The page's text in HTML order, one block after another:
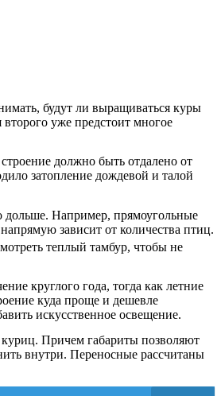
будут ли выращиваться куры
уже предстоит многое
должно быть отдалено от
затопление дождевой и талой
дольше. Например, прямоугольные
зависит от количества птиц.
теплый тамбур, чтобы не
круглого года, тогда как летние
куда проще и дешевле
искусственное освещение.
Причем габариты позволяют
внутри. Переносные рассчитаны